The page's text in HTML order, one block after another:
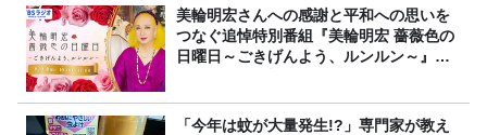
美輪明宏さんへの感謝と平和への思いを
つなぐ追悼特別番組『美輪明宏 薔薇色の
日曜日～ごきげんよう、ルンルン～』
「今年は蚊が大量発生!?」専門家が教え